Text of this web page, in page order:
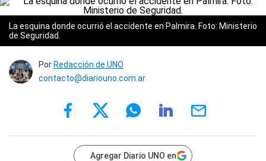
La esquina donde ocurrió el accidente en Palmira. Foto: Ministerio
de Seguridad.
Por Redacción de UNO
contacto@diariouno.com.ar
Agregar Diario UNO en